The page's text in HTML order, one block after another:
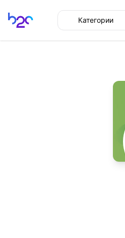
Главная Категории